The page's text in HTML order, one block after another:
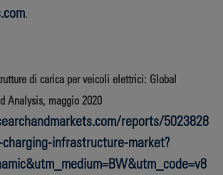
.
di carica per veicoli elettrici: Global
Analysis, maggio 2020
reports/5023828
infrastructure-market?